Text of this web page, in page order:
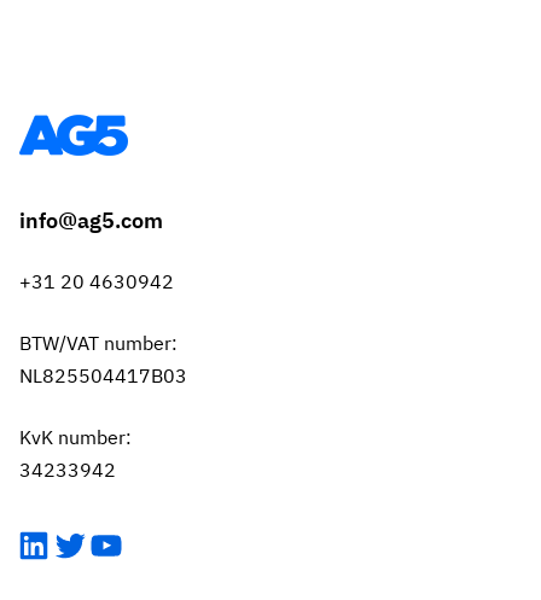
info@ag5.com
+31 20 4630942
BTW/VAT number:
NL825504417B03
KvK number:
34233942
LinkedIn
TwitterYouTube